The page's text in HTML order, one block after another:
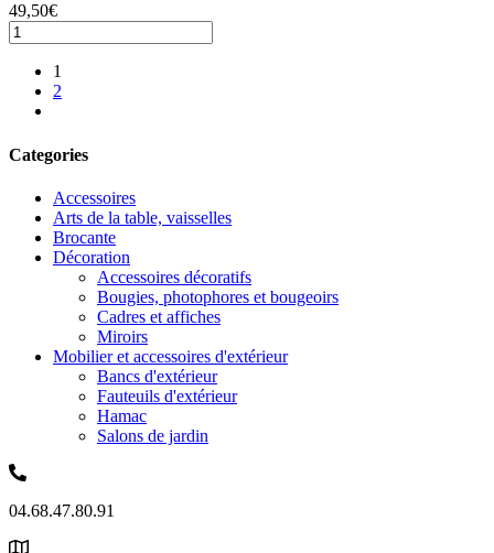
49,50€
quantité
de
hamac
coton
blanc
1
2
Categories
Accessoires
Arts de la table, vaisselles
Brocante
Décoration
Accessoires décoratifs
Bougies, photophores et bougeoirs
Cadres et affiches
Miroirs
Mobilier et accessoires d'extérieur
Bancs d'extérieur
Fauteuils d'extérieur
Hamac
Salons de jardin
04.68.47.80.91